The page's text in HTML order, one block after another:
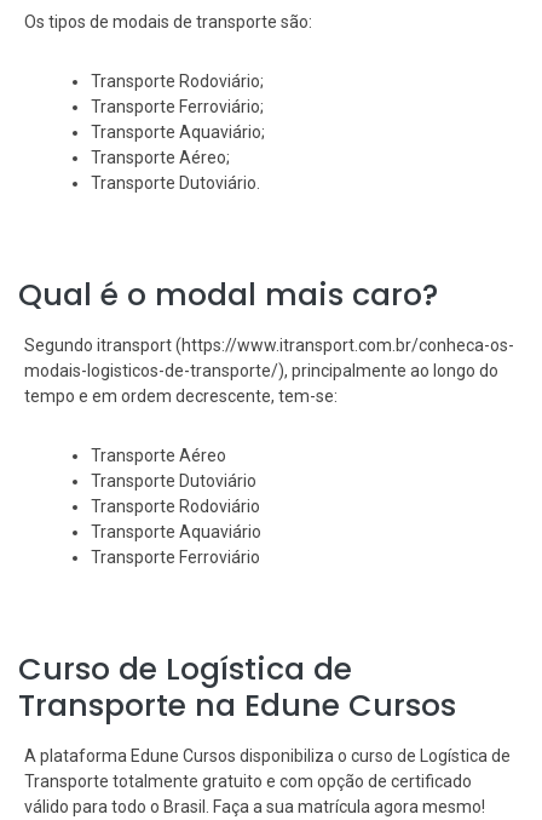
Os tipos de modais de transporte são:
Transporte Rodoviário;
Transporte Ferroviário;
Transporte Aquaviário;
Transporte Aéreo;
Transporte Dutoviário.
Qual é o modal mais caro?
Segundo itransport (https://www.itransport.com.br/conheca-os-
modais-logisticos-de-transporte/), principalmente ao longo do
tempo e em ordem decrescente, tem-se:
Transporte Aéreo
Transporte Dutoviário
Transporte Rodoviário
Transporte Aquaviário
Transporte Ferroviário
Curso de Logística de
Transporte na Edune Cursos
A plataforma Edune Cursos disponibiliza o curso de Logística de
Transporte totalmente gratuito e com opção de certificado
válido para todo o Brasil. Faça a sua matrícula agora mesmo!